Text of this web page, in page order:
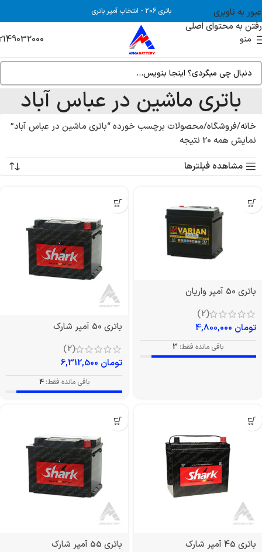
عبور به ناوبری
رفتن به محتوای اصلی
باتری 206 - انتخاب آمپر باتری
منو
باتری ماشین در عباس آباد
خانه فروشگاه محصولات برچسب خورده “باتری ماشین در عباس آباد”
نمایش همه 20 نتیجه
مشاهده فیلترها
باتری 50 آمپر واریان
(2)
تومان
باقی مانده فقط: 3
باتری 50 آمپر شارک
(2)
تومان
باقی مانده فقط: 4
باتری 45 آمپر شارک
باتری 55 آمپر شارک